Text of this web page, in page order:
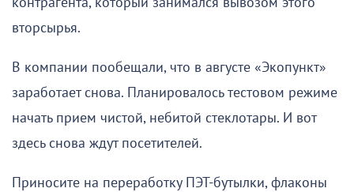
вторсырья.
В компании пообещали, что в августе «Экопункт»
заработает снова. Планировалось тестовом режиме
начать прием чистой, небитой стеклотары. И вот
здесь снова ждут посетителей.
Приносите на переработку ПЭТ-бутылки, флаконы